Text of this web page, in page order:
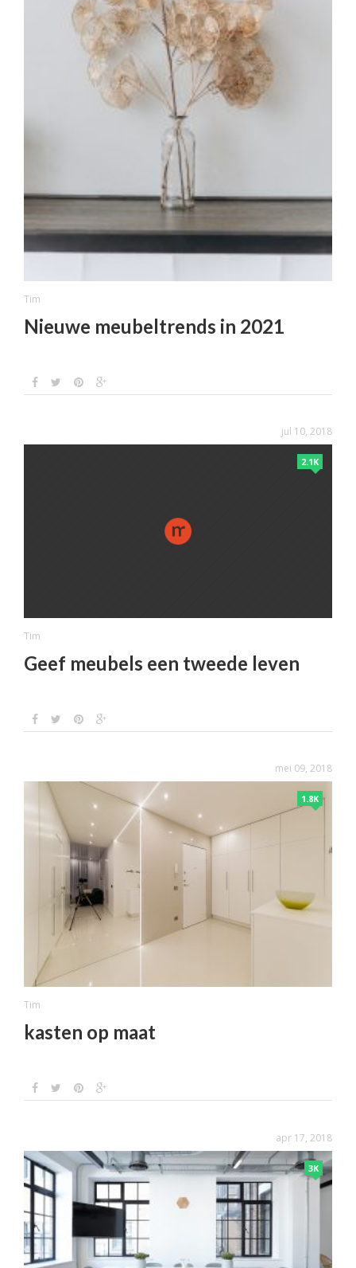
Tim
Nieuwe meubeltrends in 2021
jul 10, 2018
2.1K
Tim
Geef meubels een tweede leven
mei 09, 2018
1.8K
Tim
kasten op maat
apr 17, 2018
3K